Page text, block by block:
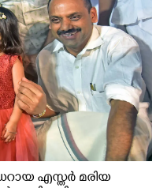
എസ്തർ മരിയ